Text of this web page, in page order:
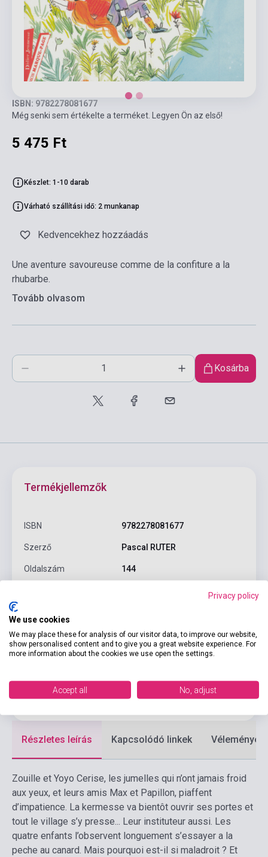
ISBN: 9782278081677
Még senki sem értékelte a terméket. Legyen Ön az első!
5 475 Ft
Készlet: 1-10 darab
Várható szállítási idő: 2 munkanap
Kedvencekhez hozzáadás
Une aventure savoureuse comme de la confiture a la
rhubarbe.
Tovább olvasom
Kosárba
Termékjellemzők
ISBN 9782278081677
Szerző Pascal RUTER
Oldalszám 144
Kiadási év 2017
Formátum Könyv
Korosztály 6-10 évig
Részletes leírás Kapcsolódó linkek Vélemények
Zouille et Yoyo Cerise, les jumelles qui n’ont jamais froid
aux yeux, et leurs amis Max et Papillon, piaffent
d’impatience. La kermesse va bientôt ouvrir ses portes et
tout le village s’y presse... Leur instituteur aussi. Les
quatre enfants l’observent longuement s’essayer a la
peche au canard. Mais pourquoi est-il si maladroit ? Et
Privacy policy
We use cookies
We may place these for analysis of our visitor data, to improve our website,
show personalised content and to give you a great website experience. For
more information about the cookies we use open the settings.
Accept all No, adjust